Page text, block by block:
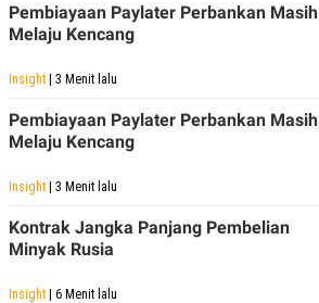
Pembiayaan Paylater Perbankan Masih
Melaju Kencang
Insight | 3 Menit lalu
Pembiayaan Paylater Perbankan Masih
Melaju Kencang
Insight | 3 Menit lalu
Kontrak Jangka Panjang Pembelian
Minyak Rusia
Insight | 6 Menit lalu